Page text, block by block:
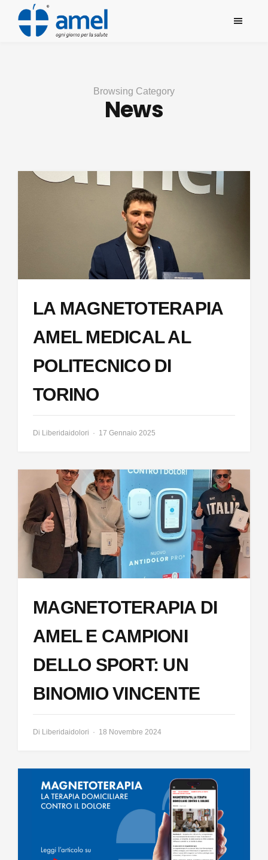
Browsing Category
News
LA MAGNETOTERAPIA
AMEL MEDICAL AL
POLITECNICO DI
TORINO
Di Liberidaidolori 17 Gennaio 2025
MAGNETOTERAPIA DI
AMEL E CAMPIONI
DELLO SPORT: UN
BINOMIO VINCENTE
Di Liberidaidolori 18 Novembre 2024